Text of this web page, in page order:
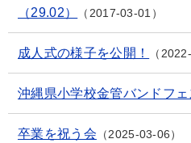
（29.02）
2017-03-01
成人式の様子を公開！
沖縄県小学校金管バンドフ
卒業を祝う会 2025-03-06